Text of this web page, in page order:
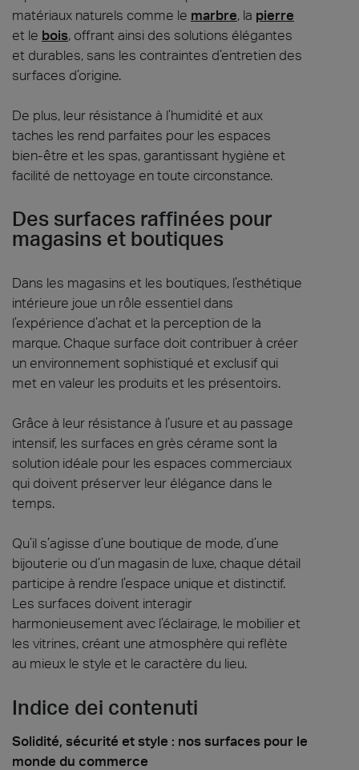
matériaux naturels comme le marbre, la pierre
et le bois, offrant ainsi des solutions élégantes
et durables, sans les contraintes d’entretien des
surfaces d’origine.
De plus, leur résistance à l’humidité et aux
taches les rend parfaites pour les espaces
bien-être et les spas, garantissant hygiène et
facilité de nettoyage en toute circonstance.
Des surfaces raffinées pour
magasins et boutiques
Dans les magasins et les boutiques, l’esthétique
intérieure joue un rôle essentiel dans
l’expérience d’achat et la perception de la
marque. Chaque surface doit contribuer à créer
un environnement sophistiqué et exclusif qui
met en valeur les produits et les présentoirs.
Grâce à leur résistance à l’usure et au passage
intensif, les surfaces en grès cérame sont la
solution idéale pour les espaces commerciaux
qui doivent préserver leur élégance dans le
temps.
Qu’il s’agisse d’une boutique de mode, d’une
bijouterie ou d’un magasin de luxe, chaque détail
participe à rendre l’espace unique et distinctif.
Les surfaces doivent interagir
harmonieusement avec l’éclairage, le mobilier et
les vitrines, créant une atmosphère qui reflète
au mieux le style et le caractère du lieu.
Indice dei contenuti
Solidité, sécurité et style : nos surfaces pour le
monde du commerce